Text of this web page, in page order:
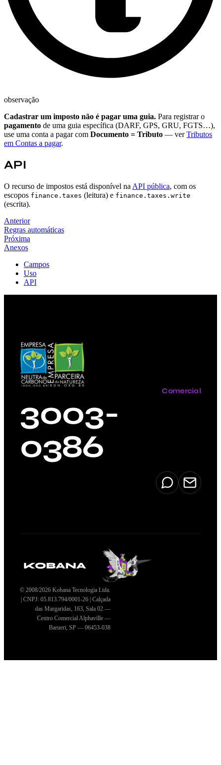
observação
Cadastrar um imposto não é pagar uma guia. Para registrar o
pagamento de uma guia específica (DARF, GPS, GRU, FGTS…),
use uma conta a pagar com Documento = Tributo — verTributos
em Contas a pagar.
API
O recurso de impostos está disponível na API pública, com os
escopos finance.taxes (leitura) e finance.taxes.write
(escrita).
Anterior
Regras automáticas
Próxima
Anexos
Campos
Uso
API
Comercial
3003-
0386
© 2008/2026 Kobana Tecnologia Ltda.
| CNPJ: 05.813.794/0001-26 | Calçada
das Margaridas, 163, Sala 02 —
Centro Comercial Alphaville —
Barueri, SP — 06453-038